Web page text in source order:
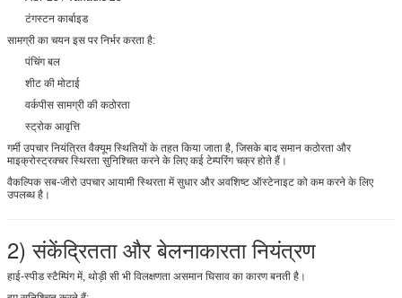
टंगस्टन कार्बाइड
सामग्री का चयन इस पर निर्भर करता है:
पंचिंग बल
शीट की मोटाई
वर्कपीस सामग्री की कठोरता
स्ट्रोक आवृत्ति
गर्मी उपचार नियंत्रित वैक्यूम स्थितियों के तहत किया जाता है, जिसके बाद समान कठोरता और
माइक्रोस्ट्रक्चर स्थिरता सुनिश्चित करने के लिए कई टेम्परिंग चक्र होते हैं।
वैकल्पिक सब-जीरो उपचार आयामी स्थिरता में सुधार और अवशिष्ट ऑस्टेनाइट को कम करने के लिए
उपलब्ध है।
2) संकेंद्रितता और बेलनाकारता नियंत्रण
हाई-स्पीड स्टैम्पिंग में, थोड़ी सी भी विलक्षणता असमान घिसाव का कारण बनती है।